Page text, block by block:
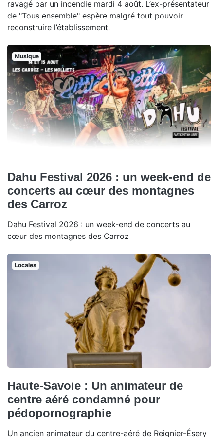
ravagé par un incendie mardi 4 août. L’ex-présentateur
de "Tous ensemble" espère malgré tout pouvoir
reconstruire l’établissement.
Musique
Dahu Festival 2026 : un week-end de
concerts au cœur des montagnes
des Carroz
Dahu Festival 2026 : un week-end de concerts au
cœur des montagnes des Carroz
Locales
Haute-Savoie : Un animateur de
centre aéré condamné pour
pédopornographie
Un ancien animateur du centre-aéré de Reignier-Ésery